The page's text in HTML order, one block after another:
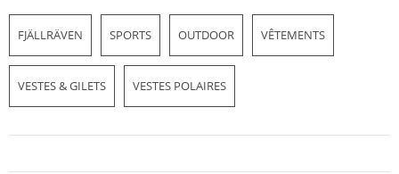
FJÄLLRÄVEN SPORTS OUTDOOR VÊTEMENTS
VESTES & GILETS VESTES POLAIRES